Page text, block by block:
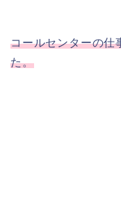
コールセンターの仕
た。